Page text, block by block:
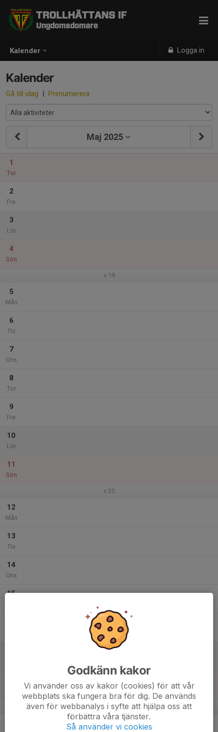
Kalender Logga in
TROLLHÄTTANS IF
Ungdomsdomare
Kalender
Gå till idag | Prenumerera
Maj 2025
1
Tor
2
Fre
3
Lör
4
Sön
v.19
5
Mån
6
Tis
7
Ons
8
Tor
9
Fre
10
Lör
11
Sön
v.20
12
Mån
13
Tis
14
Ons
15
v.21
Godkänn kakor
Vi använder oss av kakor (cookies) för att vår
webbplats ska fungera bra för dig. De används
även för webbanalys i syfte att hjälpa oss att
förbättra våra tjänster.
Så använder vi cookies